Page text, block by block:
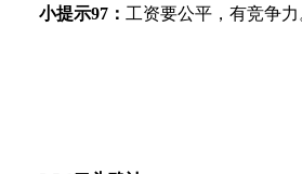
小提示97： 工资要公平，有竞争力